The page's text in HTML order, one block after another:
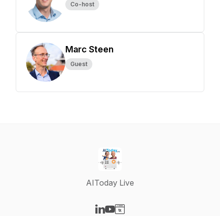
Co-host
Marc Steen
Guest
AIToday Live